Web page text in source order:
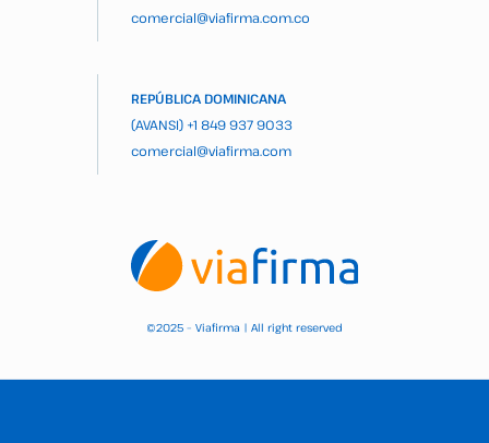
comercial@viafirma.com.co
REPÚBLICA DOMINICANA
(AVANSI) +1 849 937 9033
comercial@viafirma.com
©2025 – Viafirma | All right reserved